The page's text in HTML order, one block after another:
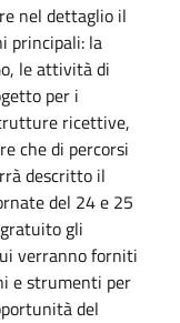
nel dettaglio il
principali: la
⁠le attività di
per i
ricettive,
che di percorsi
descritto il
del 24 e 25
gli
verranno forniti
e strumenti per
del